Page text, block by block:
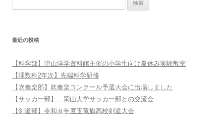
最近の投稿
【科学部】津山洋学資料館主催の小学生向け夏休み実験教室
【理数科2年次】先端科学研修
【吹奏楽部】吹奏楽コンクール予選大会に出場しました
【サッカー部】 岡山大学サッカー部との交流会
【剣道部】令和８年度玉竜旗高校剣道大会